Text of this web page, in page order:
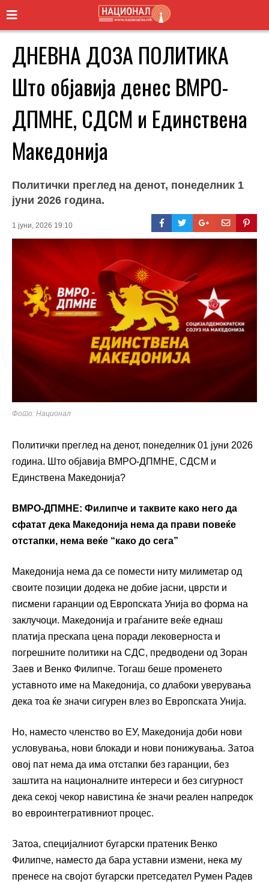
ДНЕВНА ДОЗА ПОЛИТИКА
Што објавија денес ВМРО-
ДПМНЕ, СДСМ и Единствена
Македонија
Политички преглед на денот, понеделник 1
јуни 2026 година.
1 јуни, 2026 19:10
Фото: Национал
Политички преглед на денот, понеделник 01 јуни 2026
година. Што објавија ВМРО-ДПМНЕ, СДСМ и
Единствена Македонија?
ВМРО-ДПМНЕ: Филипче и таквите како него да
сфатат дека Македонија нема да прави повеќе
отстапки, нема веќе “како до сега”
Македонија нема да се помести ниту милиметар од
своите позиции додека не добие јасни, цврсти и
писмени гаранции од Европската Унија во форма на
заклучоци. Македонија и граѓаните веќе еднаш
платија прескапа цена поради лековерноста и
погрешните политики на СДС, предводени од Зоран
Заев и Венко Филипче. Тогаш беше променето
уставното име на Македонија, со длабоки уверувања
дека тоа ќе значи сигурен влез во Европската Унија.
Но, наместо членство во ЕУ, Македонија доби нови
условувања, нови блокади и нови понижувања. Затоа
овој пат нема да има отстапки без гаранции, без
заштита на националните интереси и без сигурност
дека секој чекор навистина ќе значи реален напредок
во евроинтегративниот процес.
Затоа, специјалниот бугарски пратеник Венко
Филипче, наместо да бара уставни измени, нека му
пренесе на својот бугарски претседател Румен Радев